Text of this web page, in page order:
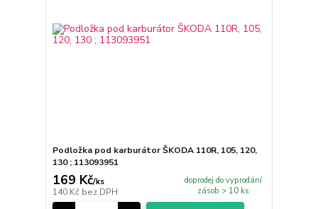
Podložka pod karburátor ŠKODA 110R, 105, 120,
130 ; 113093951
169 Kč/ks
140 Kč bez DPH
doprodej do vyprodání
zásob > 10 ks